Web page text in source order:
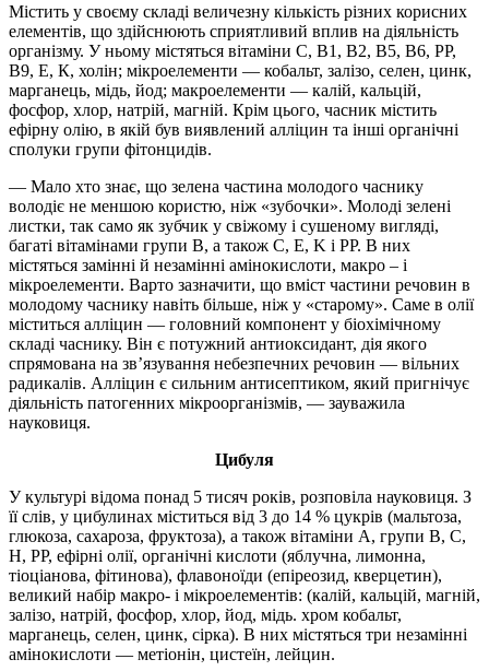
Містить у своєму складі величезну кількість різних корисних
елементів, що здійснюють сприятливий вплив на діяльність
організму. У ньому містяться вітаміни С, В1, В2, В5, В6, РР,
В9, Е, К, холін; мікроелементи — кобальт, залізо, селен, цинк,
марганець, мідь, йод; макроелементи — калій, кальцій,
фосфор, хлор, натрій, магній. Крім цього, часник містить
ефірну олію, в якій був виявлений алліцин та інші органічні
сполуки групи фітонцидів.
— Мало хто знає, що зелена частина молодого часнику
володіє не меншою користю, ніж «зубочки». Молоді зелені
листки, так само як зубчик у свіжому і сушеному вигляді,
багаті вітамінами групи B, а також C, E, K і PP. В них
містяться замінні й незамінні амінокислоти, макро – і
мікроелементи. Варто зазначити, що вміст частини речовин в
молодому часнику навіть більше, ніж у «старому». Саме в олії
міститься алліцин — головний компонент у біохімічному
складі часнику. Він є потужний антиоксидант, дія якого
спрямована на зв’язування небезпечних речовин — вільних
радикалів. Алліцин є сильним антисептиком, який пригнічує
діяльність патогенних мікроорганізмів, — зауважила
науковиця.
Цибуля
У культурі відома понад 5 тисяч років, розповіла науковиця. З
її слів, у цибулинах міститься від 3 до 14 % цукрів (мальтоза,
глюкоза, сахароза, фруктоза), а також вітаміни А, групи В, С,
Н, РР, ефірні олії, органічні кислоти (яблучна, лимонна,
тіоціанова, фітинова), флавоноїди (епіреозид, кверцетин),
великий набір макро- і мікроелементів: (калій, кальцій, магній,
залізо, натрій, фосфор, хлор, йод, мідь. хром кобальт,
марганець, селен, цинк, сірка). В них містяться три незамінні
амінокислоти — метіонін, цистеїн, лейцин.